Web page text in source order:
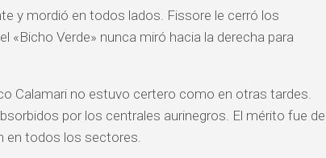
y mordió en todos lados. Fissore le cerró los
«Bicho Verde» nunca miró hacia la derecha para
Calamari no estuvo certero como en otras tardes.
por los centrales aurinegros. El mérito fue de
en todos los sectores.